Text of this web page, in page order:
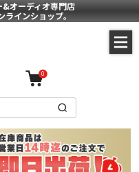
オーディオ専門店
ラインショップ。
0